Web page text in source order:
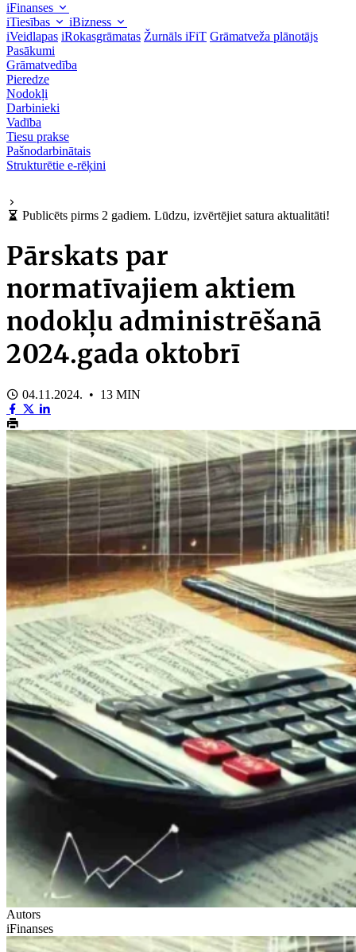
iFinanses
iTiesības
iBizness
iVeidlapas iRokasgrāmatas Žurnāls iFiT Grāmatveža plānotājs
Pasākumi
Grāmatvedība
Pieredze
Nodokļi
Darbinieki
Vadība
Tiesu prakse
Pašnodarbinātais
Strukturētie e-rēķini
Publicēts pirms 2 gadiem. Lūdzu, izvērtējiet satura aktualitāti!
Pārskats par
normatīvajiem aktiem
nodokļu administrēšanā
2024.gada oktobrī
04.11.2024. • 13 MIN
Autors
iFinanses